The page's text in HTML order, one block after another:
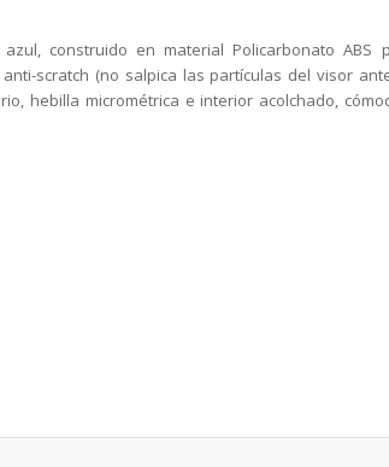
construido en material Policarbonato ABS
scratch (no salpica las partículas del visor
hebilla micrométrica e interior acolchado,